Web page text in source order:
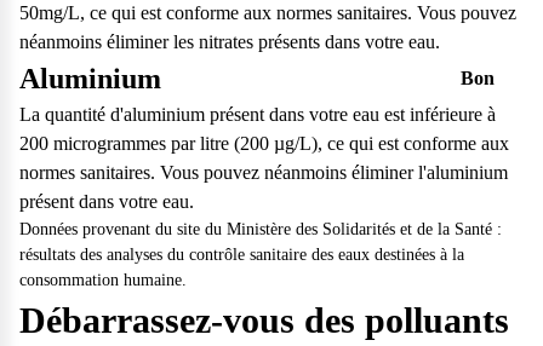
50mg/L, ce qui est conforme aux normes sanitaires. Vous pouvez
néanmoins éliminer les nitrates présents dans votre eau.
Aluminium
Bon
La quantité d'aluminium présent dans votre eau est inférieure à
200 microgrammes par litre (200 µg/L), ce qui est conforme aux
normes sanitaires. Vous pouvez néanmoins éliminer l'aluminium
présent dans votre eau.
Données provenant du site du Ministère des Solidarités et de la Santé :
résultats des analyses du contrôle sanitaire des eaux destinées à la
consommation humaine.
Débarrassez-vous des polluants
Service après-vente
Vous avez des demandes sur l’entretien, le suivi et le dépannage
de votre matériel ? Culligan est là pour vous
Contactez notre service client